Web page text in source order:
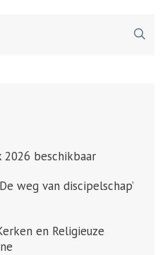
2026 beschikbaar
weg van discipelschap’
en Religieuze